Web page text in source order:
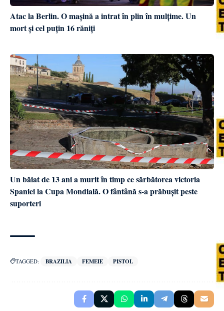
Atac la Berlin. O mașină a intrat în plin în mulțime. Un
mort și cel puțin 16 răniți
Un băiat de 13 ani a murit în timp ce sărbătorea victoria
Spaniei la Cupa Mondială. O fântână s-a prăbușit peste
suporteri
TAGGED: BRAZILIA FEMEIE PISTOL